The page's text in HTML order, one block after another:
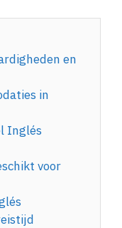
en
in
Inglés
voor